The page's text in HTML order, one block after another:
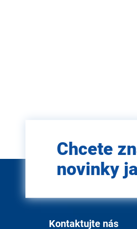
e-mail
Chcete
novinky
Kontaktujte nás